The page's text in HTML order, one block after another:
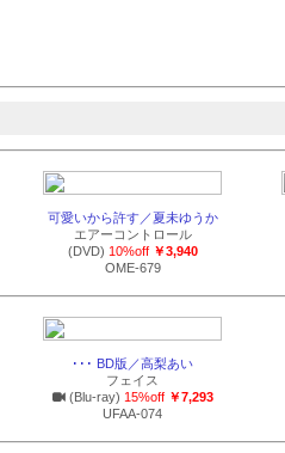
可愛いから許す／夏未ゆうか
エアーコントロール
(DVD) 10%off ￥3,940
OME-679
･･･ BD版／高梨あい
フェイス
(Blu-ray) 15%off ￥7,293
UFAA-074